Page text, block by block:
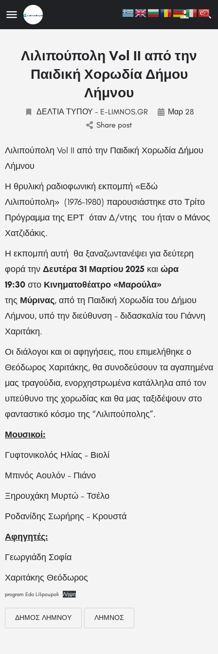
Λιλιπούπολη Vol II από την
Παιδική Χορωδία Δήμου
Λήμνου
ΔΕΛΤΙΑ ΤΥΠΟΥ - E-LIMNOS.GR
Μαρ 28
Share post
Λιλιπούπολη Vol II από την Παιδική Χορωδία Δήμου
Λήμνου
Η θρυλική ραδιοφωνική εκπομπή «Εδώ
Λιλιπούπολη» (1976-1980) παρουσιάστηκε στο Τρίτο
Πρόγραμμα της ΕΡΤ όταν Δ/ντης του ήταν ο Μάνος
Χατζιδάκις.
Η εκπομπή αυτή θα ξαναζωντανέψει για δεύτερη
φορά την Δευτέρα 31 Μαρτίου 2025 και ώρα
19:30 στο Κινηματοθέατρο «Μαρούλα»
της Μύρινας, από τη Παιδική Χορωδία του Δήμου
Λήμνου, υπό την διεύθυνση – διδασκαλία του Γιάννη
Χαριτάκη.
Οι διάλογοι και οι αφηγήσεις, που επιμελήθηκε ο
Θεόδωρος Χαριτάκης, θα συνοδεύσουν τα αγαπημένα
μας τραγούδια, ενορχηστρωμένα κατάλληλα από τον
υπεύθυνο της χορωδίας και θα μας ταξιδέψουν στο
φανταστικό κόσμο της “Λιλιπούπολης”.
Μουσικοί:
Γυφτονικολός Ηλίας – Βιολί
Μπινός Αουλόν – Πιάνο
Ξηρουχάκη Μυρτώ – Τσέλο
Ροδανίδης Σωρήρης – Κρουστά
Αφηγητές:
Γεωργιάδη Σοφία
Χαριτάκης Θεόδωρος
program Edo Lilipoupoli Λήψη
ΔΗΜΟΣ ΛΗΜΝΟΥ ΛΗΜΝΟΣ